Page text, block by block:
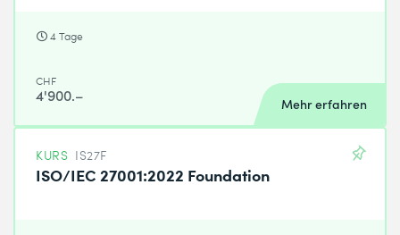
4 Tage
CHF
4'900.– Mehr erfahren
KURS IS27F
ISO/IEC 27001:2022 Foundation